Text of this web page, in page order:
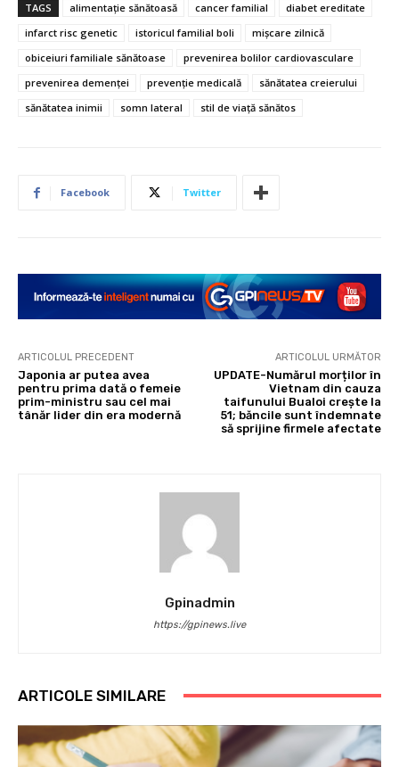
TAGS alimentație sănătoasă cancer familial
diabet ereditate
infarct risc genetic
istoricul familial boli
mișcare zilnică
obiceiuri familiale sănătoase
prevenirea bolilor cardiovasculare
prevenirea demenței
prevenție medicală
sănătatea creierului
sănătatea inimii
somn lateral stil de viață sănătos
Facebook Twitter
ARTICOLUL PRECEDENT
Japonia ar putea avea
pentru prima dată o femeie
prim-ministru sau cel mai
tânăr lider din era modernă
ARTICOLUL URMĂTOR
UPDATE-Numărul morților în
Vietnam din cauza
taifunului Bualoi crește la
51; băncile sunt îndemnate
să sprijine firmele afectate
Gpinadmin
https://gpinews.live
ARTICOLE SIMILARE